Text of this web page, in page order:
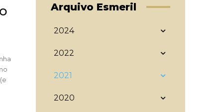
Arquivo Esmeril
2024
2022
2021
2020